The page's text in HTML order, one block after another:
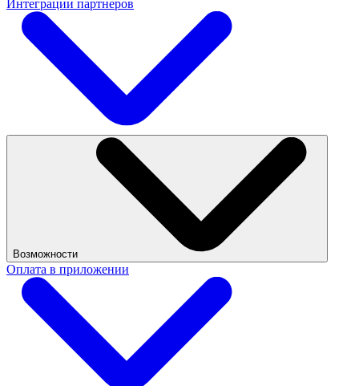
Интеграции партнеров
Возможности
Оплата в приложении